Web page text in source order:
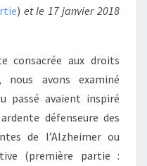
) et le 17 janvier 2018
consacrée aux droits
nous avons examiné
passé avaient inspiré
défenseure des
de l’Alzheimer ou
(première partie :